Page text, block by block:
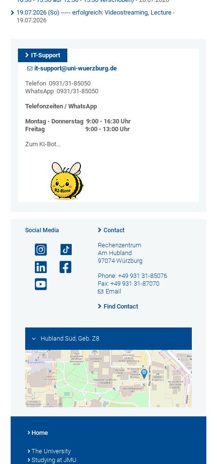
19.07.2026 (So) ----- erfolgreich: Videostreaming, Lecture -
19.07.2026
IT-Support
it-support@uni-wuerzburg.de
Telefon 0931/31-85050
WhatsApp 0931/31-85050
Telefonzeiten / WhatsApp
Montag - Donnerstag 9:00 - 16:30 Uhr
Freitag 9:00 - 13:00 Uhr
Zum KI-Bot...
Social Media Contact
Rechenzentrum
Am Hubland
97074 Würzburg
Phone: +49 931 31-85076
Fax: +49 931 31-87070
Email
Find Contact
Hubland Süd, Geb. Z8
Home
The University
Studying at JMU